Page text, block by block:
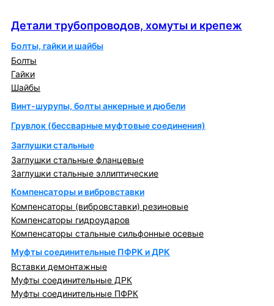
Детали трубопроводов, хомуты и крепеж
Болты, гайки и шайбы
Болты
Гайки
Шайбы
Винт-шурупы, болты анкерные и дюбели
Грувлок (бессварные муфтовые соединения)
Заглушки стальные
Заглушки стальные фланцевые
Заглушки стальные эллиптические
Компенсаторы и вибровставки
Компенсаторы (вибровставки) резиновые
Компенсаторы гидроударов
Компенсаторы стальные сильфонные осевые
Муфты соединительные ПФРК и ДРК
Вставки демонтажные
Муфты соединительные ДРК
Муфты соединительные ПФРК